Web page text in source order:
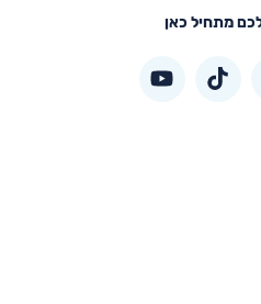
מתחיל כאן